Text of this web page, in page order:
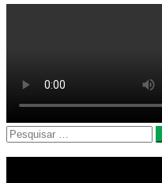
Pesquisar
por: